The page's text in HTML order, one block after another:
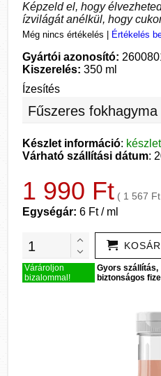
Képzeld el, hogy
ízvilágát anélkül, hogy
Még nincs értékelés Értékelés
Gyártói azonosító:
Kiszerelés: 350 ml
Ízesítés
Készlet információ:
Várható szállítási dátum:
1 990 Ft ( 1 567
Egységár: 6 Ft / ml
Várároljon
bizalommal!
Gyors szállítás,
biztonságos